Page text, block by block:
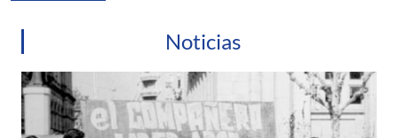
Noticias